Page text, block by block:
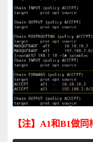
【注】 A1和B1做同